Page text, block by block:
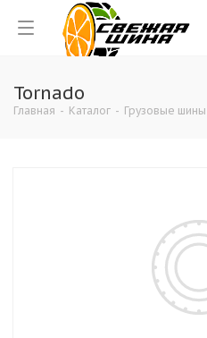
Tornado
Главная - Каталог - Грузовые шины